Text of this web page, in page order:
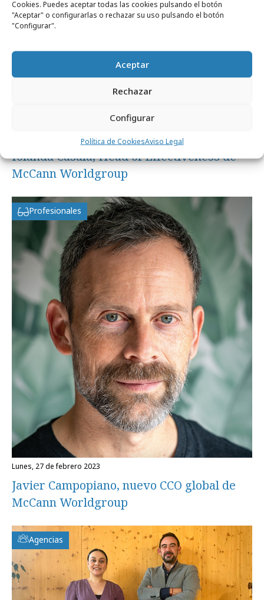
Cookies. Puedes aceptar todas las cookies pulsando el botón
"Aceptar" o configurarlas o rechazar su uso pulsando el botón
"Configurar".
Aceptar
Rechazar
Configurar
Política de CookiesAviso Legal
jueves, 23 de enero 2025
Iolanda Casalà, Head of Effectiveness de
McCann Worldgroup
Profesionales
lunes, 27 de febrero 2023
Javier Campopiano, nuevo CCO global de
McCann Worldgroup
Agencias